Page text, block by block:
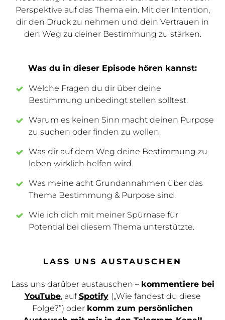
Perspektive auf das Thema ein. Mit der Intention,
dir den Druck zu nehmen und dein Vertrauen in
den Weg zu deiner Bestimmung zu stärken.
Was du in dieser Episode hören kannst:
Welche Fragen du dir über deine
Bestimmung unbedingt stellen solltest.
Warum es keinen Sinn macht deinen Purpose
zu suchen oder finden zu wollen.
Was dir auf dem Weg deine Bestimmung zu
leben wirklich helfen wird.
Was meine acht Grundannahmen über das
Thema Bestimmung & Purpose sind.
Wie ich dich mit meiner Spürnase für
Potential bei diesem Thema unterstützte.
LASS UNS AUSTAUSCHEN
Lass uns darüber austauschen – kommentiere bei
YouTube, aufSpotify („Wie fandest du diese
Folge?”) oder komm zum persönlichen